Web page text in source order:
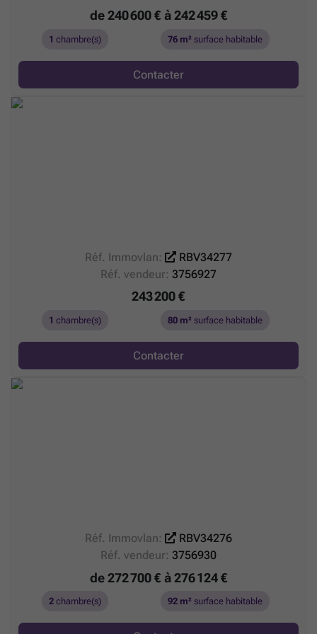
dans une région attractive.
* Ce texte est généré à partir d’une intelligence artificielle.
de 240 600 € à 242 459 €
1 chambre(s) 76 m² surface habitable
Contacter
Réf. Immovlan:
RBV34277
Réf. vendeur: 3756927
243 200 €
1 chambre(s) 80 m² surface habitable
Contacter
Réf. Immovlan:
RBV34276
Réf. vendeur: 3756930
de 272 700 € à 276 124 €
2 chambre(s) 92 m² surface habitable